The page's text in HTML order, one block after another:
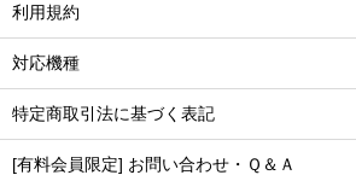
利用規約
対応機種
特定商取引法に基づく表記
[有料会員限定] お問い合わせ・Ｑ＆Ａ